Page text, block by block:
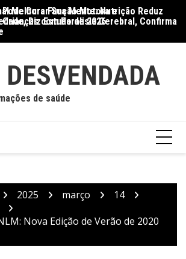
Pode Curar Sua Mente: Nutrição Reduz
Diz Estudo de 2026
Melhora Função Motora e
Crianças com Paralisia Cerebral, Confirma
DESVENDADA
de saúde
2025 março
14
Nova Edição de Verão de 2020